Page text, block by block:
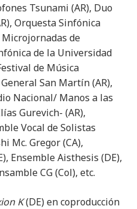
Tsunami (AR), Duo
Orquesta Sinfónica
Microjornadas de
de la Universidad
de Música
San Martín (AR),
Nacional/ Manos a las
Gurevich- (AR),
Vocal de Solistas
Mc. Gregor (CA),
Ensemble Aisthesis (DE),
CG (Col), etc.
K(DE) en coproducción